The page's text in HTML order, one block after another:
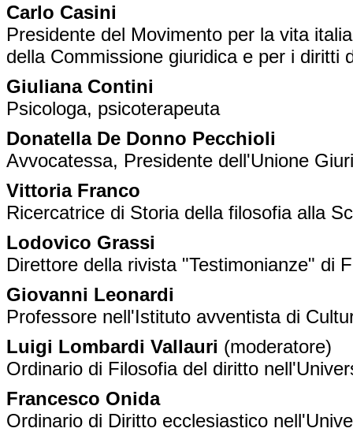
Carlo Casini
Presidente del Movimento per la vita
della Commissione giuridica e per i diritti
Giuliana Contini
Psicologa, psicoterapeuta
Donatella De Donno Pecchioli
Avvocatessa, Presidente dell'Unione
Vittoria Franco
Ricercatrice di Storia della filosofia alla
Lodovico Grassi
Direttore della rivista "Testimonianze" di
Giovanni Leonardi
Professore nell'Istituto avventista di
Luigi Lombardi Vallauri (moderatore)
Ordinario di Filosofia del diritto
Francesco Onida
Ordinario di Diritto ecclesiastico